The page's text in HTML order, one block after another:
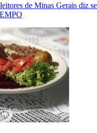
de Minas Gerais diz